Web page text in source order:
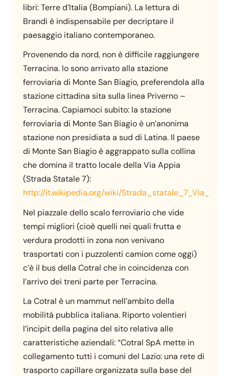
libri: Terre d’Italia (Bompiani). La lettura di
Brandi è indispensabile per decriptare il
paesaggio italiano contemporaneo.
Provenendo da nord, non è difficile raggiungere
Terracina. Io sono arrivato alla stazione
ferroviaria di Monte San Biagio, preferendola alla
stazione cittadina sita sulla linea Priverno –
Terracina. Capiamoci subito: la stazione
ferroviaria di Monte San Biagio è un’anonima
stazione non presidiata a sud di Latina. Il paese
di Monte San Biagio è aggrappato sulla collina
che domina il tratto locale della Via Appia
(Strada Statale 7):
http://it.wikipedia.org/wiki/
Nel piazzale dello scalo ferroviario che vide
tempi migliori (cioè quelli nei quali frutta e
verdura prodotti in zona non venivano
trasportati con i puzzolenti camion come oggi)
c’è il bus della Cotral che in coincidenza con
l’arrivo dei treni parte per Terracina.
La Cotral è un mammut nell’ambito della
mobilità pubblica italiana. Riporto volentieri
l’incipit della pagina del sito relativa alle
caratteristiche aziendali: “Cotral SpA mette in
collegamento tutti i comuni del Lazio: una rete di
trasporto capillare organizzata sulla base del